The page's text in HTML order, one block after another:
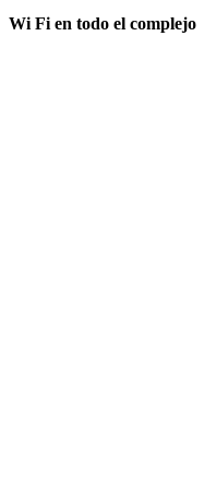
Wi Fi en todo el complejo